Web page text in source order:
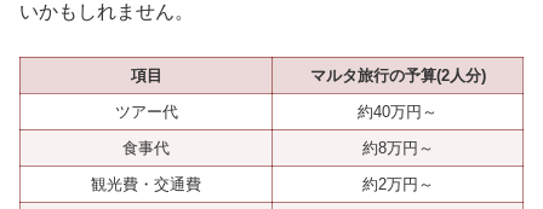
いかもしれません。
項目
マルタ旅行の予算(2人分)
ツアー代
約40万円～
食事代
約8万円～
観光費・交通費
約2万円～